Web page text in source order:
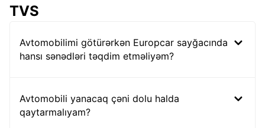
TVS
Avtomobilimi götürərkən Europcar sayğacında
hansı sənədləri təqdim etməliyəm?
Avtomobili yanacaq çəni dolu halda
qaytarmalıyam?